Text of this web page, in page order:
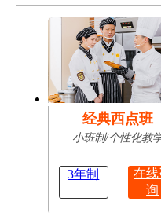
经典西点班
小班制/个性化教
3年制
在线
询